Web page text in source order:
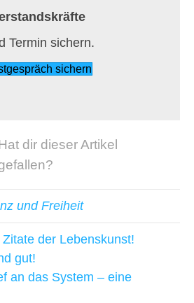
Termin sichern.
sichern
dir dieser Artikel
und Freiheit
der Lebenskunst!
gut!
an das System – eine